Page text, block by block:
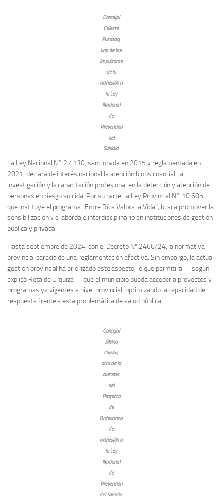
Concejal
Celeste
Fuscado,
una de las
impulsoras
de la
adhesión a
la Ley
Nacional
de
Prevención
del
Suicidio.
La Ley Nacional N° 27.130, sancionada en 2015 y reglamentada en
2021, declara de interés nacional la atención biopsicosocial, la
investigación y la capacitación profesional en la detección y atención de
personas en riesgo suicida. Por su parte, la Ley Provincial N° 10.605,
que instituye el programa “Entre Ríos Valora la Vida”, busca promover la
sensibilización y el abordaje interdisciplinario en instituciones de gestión
pública y privada.
Hasta septiembre de 2024, con el Decreto Nº 2466/24, la normativa
provincial carecía de una reglamentación efectiva. Sin embargo, la actual
gestión provincial ha priorizado este aspecto, lo que permitirá —según
explicó Reta de Urquiza— que el municipio pueda acceder a proyectos y
programas ya vigentes a nivel provincial, optimizando la capacidad de
respuesta frente a esta problemática de salud pública.
Concejal
Silvina
Ovelar,
otra de la
autoras
del
Proyecto
de
Ordenanza
de
adhesión a
la Ley
Nacional
de
Prevención
del Suicidio.